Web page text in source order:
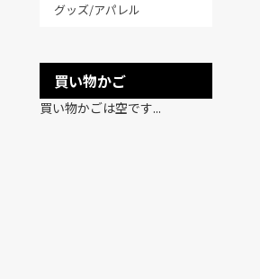
グッズ/アパレル
買い物かご
買い物かごは空です...